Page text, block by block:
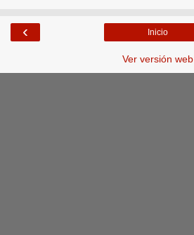
‹ Inicio
Ver versión web